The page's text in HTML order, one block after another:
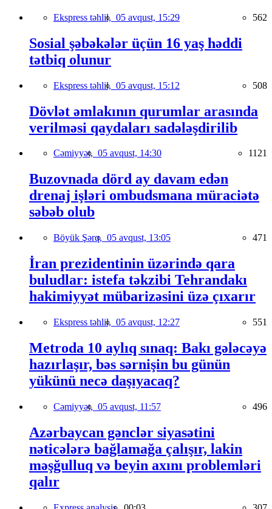
Ekspress təhlil, 05 avqust, 15:29 562
Sosial şəbəkələr üçün 16 yaş həddi
tətbiq olunur
Ekspress təhlil, 05 avqust, 15:12 508
Dövlət əmlakının qurumlar arasında
verilməsi qaydaları sadələşdirilib
Cəmiyyət, 05 avqust, 14:30 1121
Buzovnada dörd ay davam edən
drenaj işləri ombudsmana müraciətə
səbəb olub
Böyük Şərq, 05 avqust, 13:05 471
İran prezidentinin üzərində qara
buludlar: istefa təkzibi Tehrandakı
hakimiyyət mübarizəsini üzə çıxarır
Ekspress təhlil, 05 avqust, 12:27 551
Metroda 10 aylıq sınaq: Bakı gələcəyə
hazırlaşır, bəs sərnişin bu günün
yükünü necə daşıyacaq?
Cəmiyyət, 05 avqust, 11:57 496
Azərbaycan gənclər siyasətini
nəticələrə bağlamağa çalışır, lakin
məşğulluq və beyin axını problemləri
qalır